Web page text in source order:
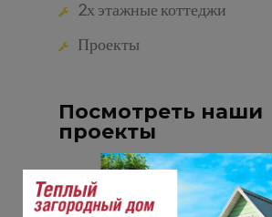
2х этажные коттеджи
Проекты
Посмотреть наши
проекты
Дома из SIP панелей до